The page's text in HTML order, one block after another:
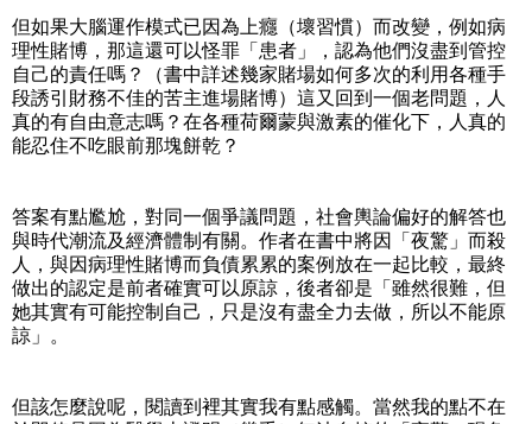
但如果大腦運作模式已因為上癮（壞習慣）而改變，例如病
理性賭博，那這還可以怪罪「患者」，認為他們沒盡到管控
自己的責任嗎？（書中詳述幾家賭場如何多次的利用各種手
段誘引財務不佳的苦主進場賭博）這又回到一個老問題，人
真的有自由意志嗎？在各種荷爾蒙與激素的催化下，人真的
能忍住不吃眼前那塊餅乾？
答案有點尷尬，對同一個爭議問題，社會輿論偏好的解答也
與時代潮流及經濟體制有關。作者在書中將因「夜驚」而殺
人，與因病理性賭博而負債累累的案例放在一起比較，最終
做出的認定是前者確實可以原諒，後者卻是「雖然很難，但
她其實有可能控制自己，只是沒有盡全力去做，所以不能原
諒」。
但該怎麼說呢，閱讀到裡其實我有點感觸。當然我的點不在